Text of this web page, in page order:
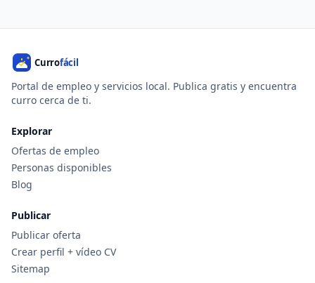
Portal de empleo y servicios local. Publica gratis y encuentra
curro cerca de ti.
Explorar
Ofertas de empleo
Personas disponibles
Blog
Publicar
Publicar oferta
Crear perfil + vídeo CV
Sitemap